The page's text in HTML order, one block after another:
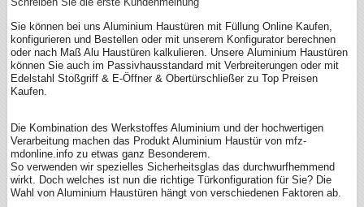
Sie können bei uns Aluminium Haustüren mit Füllung Online Kaufen,
konfigurieren und Bestellen oder mit unserem Konfigurator berechnen
oder nach Maß Alu Haustüren kalkulieren. Unsere Aluminium Haustüren
können Sie auch im Passivhausstandard mit Verbreiterungen oder mit
Edelstahl Stoßgriff & E-Öffner & Obertürschließer zu Top Preisen
Kaufen.
Die Kombination des Werkstoffes Aluminium und der hochwertigen
Verarbeitung machen das Produkt Aluminium Haustür von mfz-
mdonline.info zu etwas ganz Besonderem.
So verwenden wir spezielles Sicherheitsglas das durchwurfhemmend
wirkt. Doch welches ist nun die richtige Türkonfiguration für Sie? Die
Wahl von Aluminium Haustüren hängt von verschiedenen Faktoren ab.